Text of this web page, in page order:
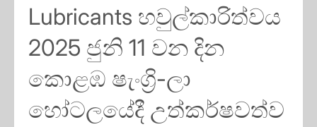
Lubricants හවුල්කාරිත්වය
2025 ජුනි 11 වන දින
කොළඹ ෂැංග්‍රි-ලා
හෝටලයේදී උත්කර්ෂවත්ව